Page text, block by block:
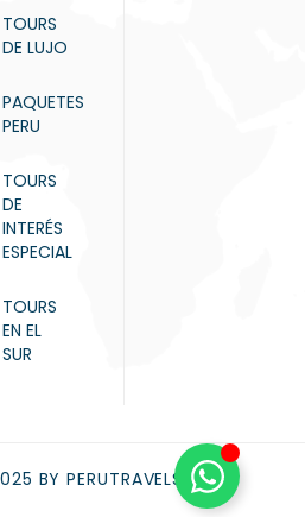
TOURS
DE LUJO
PAQUETES
PERU
TOURS
DE
INTERÉS
ESPECIAL
TOURS
EN EL
SUR
BY PERUTRAVELS.NET